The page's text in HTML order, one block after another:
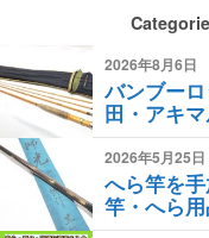
2026年8月6日
バンブー
田・アキ
2026年5月25日
へら竿を
竿・へら